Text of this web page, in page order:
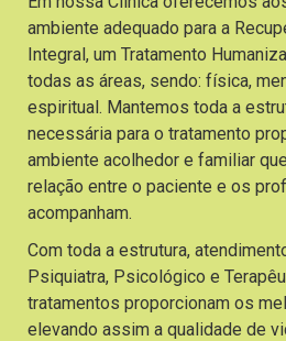
ambiente adequado para a
Integral, um Tratamento
todas as áreas, sendo: física,
espiritual. Mantemos toda a
necessária para o tratamento
ambiente acolhedor e familiar
relação entre o paciente e os
acompanham.
Com toda a estrutura,
Psiquiatra, Psicológico e
tratamentos proporcionam os
elevando assim a qualidade de